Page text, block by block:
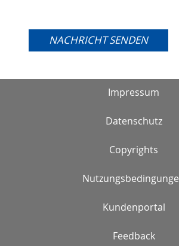
Impressum
Datenschutz
Copyrights
Kundenportal
Feedback